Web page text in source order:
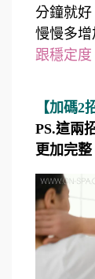
分鐘就
慢慢多增
跟穩定度
【加碼2
PS.這兩
更加完整